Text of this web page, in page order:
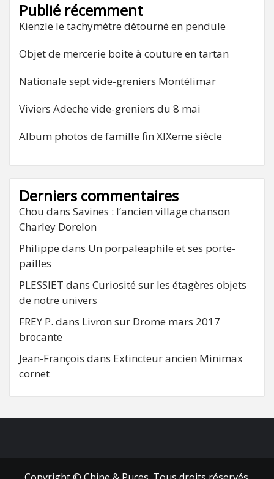
Publié récemment
Kienzle le tachymètre détourné en pendule
Objet de mercerie boite à couture en tartan
Nationale sept vide-greniers Montélimar
Viviers Adeche vide-greniers du 8 mai
Album photos de famille fin XIXeme siècle
Derniers commentaires
Chou dans Savines : l’ancien village chanson
Charley Dorelon
Philippe dans Un porpaleaphile et ses porte-
pailles
PLESSIET dans Curiosité sur les étagères objets
de notre univers
FREY P. dans Livron sur Drome mars 2017
brocante
Jean-François dans Extincteur ancien Minimax
cornet